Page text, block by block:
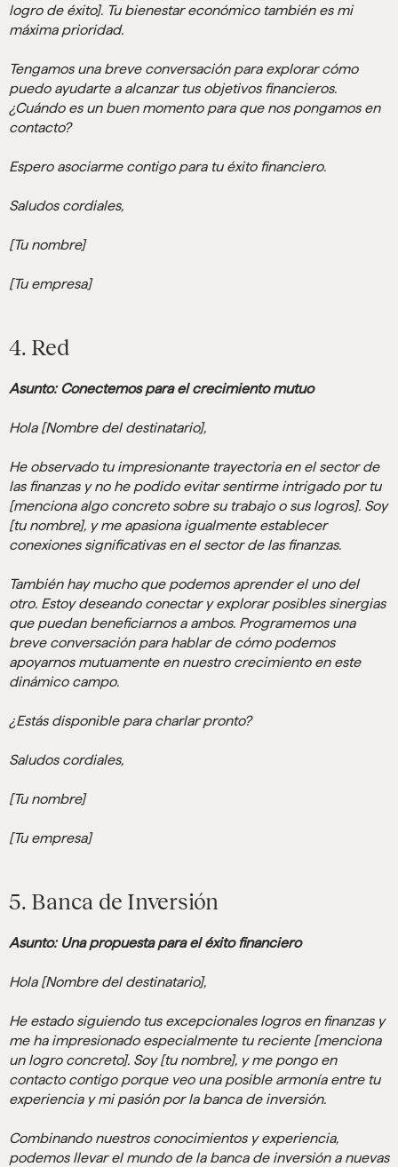
logro de éxito]. Tu bienestar económico también es mi
máxima prioridad.
Tengamos una breve conversación para explorar cómo
puedo ayudarte a alcanzar tus objetivos financieros.
¿Cuándo es un buen momento para que nos pongamos en
contacto?
Espero asociarme contigo para tu éxito financiero.
Saludos cordiales,
[Tu nombre]
[Tu empresa]
4. Red
Asunto: Conectemos para el crecimiento mutuo
Hola [Nombre del destinatario],
He observado tu impresionante trayectoria en el sector de
las finanzas y no he podido evitar sentirme intrigado por tu
[menciona algo concreto sobre su trabajo o sus logros]. Soy
[tu nombre], y me apasiona igualmente establecer
conexiones significativas en el sector de las finanzas.
También hay mucho que podemos aprender el uno del
otro. Estoy deseando conectar y explorar posibles sinergias
que puedan beneficiarnos a ambos. Programemos una
breve conversación para hablar de cómo podemos
apoyarnos mutuamente en nuestro crecimiento en este
dinámico campo.
¿Estás disponible para charlar pronto?
Saludos cordiales,
[Tu nombre]
[Tu empresa]
5. Banca de Inversión
Asunto: Una propuesta para el éxito financiero
Hola [Nombre del destinatario],
He estado siguiendo tus excepcionales logros en finanzas y
me ha impresionado especialmente tu reciente [menciona
un logro concreto]. Soy [tu nombre], y me pongo en
contacto contigo porque veo una posible armonía entre tu
experiencia y mi pasión por la banca de inversión.
Combinando nuestros conocimientos y experiencia,
podemos llevar el mundo de la banca de inversión a nuevas